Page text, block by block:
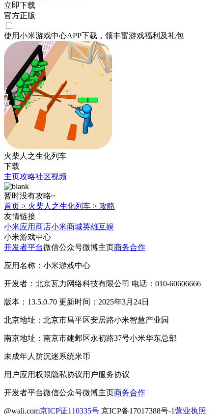
立即下载
官方正版
使用小米游戏中心APP下载 ，领丰富游戏福利 及礼包
火柴人之生化列车
下载
主页攻略社区视频
暂时没有攻略~
首页 > 火柴人之生化列车 > 攻略
友情链接
小米应用商店小米商城英雄互娱
小米游戏中心
开发者平台微信公众号微博主页商务合作
应用名称：小米游戏中心
开发者：北京瓦力网络科技有限公司 电话：010-60606666
版本：13.5.0.70 更新时间：2025年3月24日
北京地址：北京市昌平区安居路小米智慧产业园
南京地址：南京市建邺区永初路37号小米华东总部
未成年人防沉迷系统米币
用户应用权限隐私协议用户服务协议
开发者平台微信公众号微博主页商务合作
@wali.com京ICP证110335号 京ICP备17017388号-1营业执照